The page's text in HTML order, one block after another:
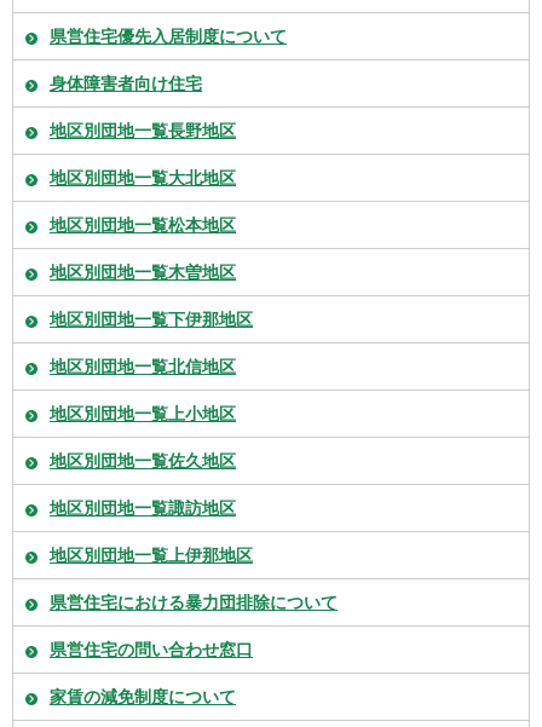
県営住宅優先入居制度について
身体障害者向け住宅
地区別団地一覧長野地区
地区別団地一覧大北地区
地区別団地一覧松本地区
地区別団地一覧木曽地区
地区別団地一覧下伊那地区
地区別団地一覧北信地区
地区別団地一覧上小地区
地区別団地一覧佐久地区
地区別団地一覧諏訪地区
地区別団地一覧上伊那地区
県営住宅における暴力団排除について
県営住宅の問い合わせ窓口
家賃の減免制度について